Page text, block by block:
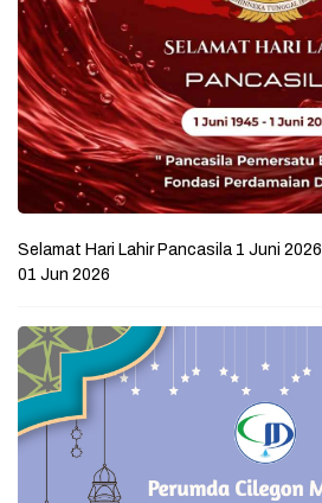
Selamat Hari Lahir Pancasila 1 Juni 2026
01 Jun 2026